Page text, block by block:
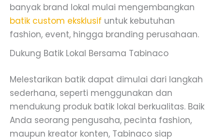
banyak brand lokal mulai mengembangkan
batik custom eksklusif untuk kebutuhan
fashion, event, hingga branding perusahaan.
Dukung Batik Lokal Bersama Tabinaco
Melestarikan batik dapat dimulai dari langkah
sederhana, seperti menggunakan dan
mendukung produk batik lokal berkualitas. Baik
Anda seorang pengusaha, pecinta fashion,
maupun kreator konten, Tabinaco siap